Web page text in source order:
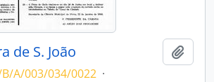
de S. João
B/A/003/034/0022 ·